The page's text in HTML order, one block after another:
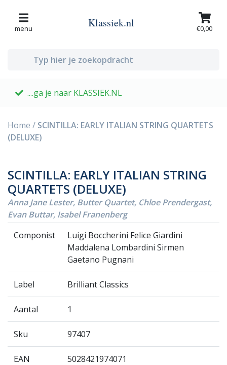
menu Klassiek.nl €0,00
....ga je naar KLASSIEK.NL
Home / SCINTILLA: EARLY ITALIAN STRING QUARTETS
(DELUXE)
SCINTILLA: EARLY ITALIAN STRING
QUARTETS (DELUXE)
Anna Jane Lester, Butter Quartet, Chloe Prendergast,
Evan Buttar, Isabel Franenberg
Componist
Luigi Boccherini Felice Giardini
Maddalena Lombardini Sirmen
Gaetano Pugnani
Label Brilliant Classics
Aantal 1
Sku 97407
EAN 5028421974071